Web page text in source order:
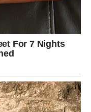
Mnogi Rakovi
stalo do jedne
i pažnje.
pomirenje ili
zbog svakodnevnih